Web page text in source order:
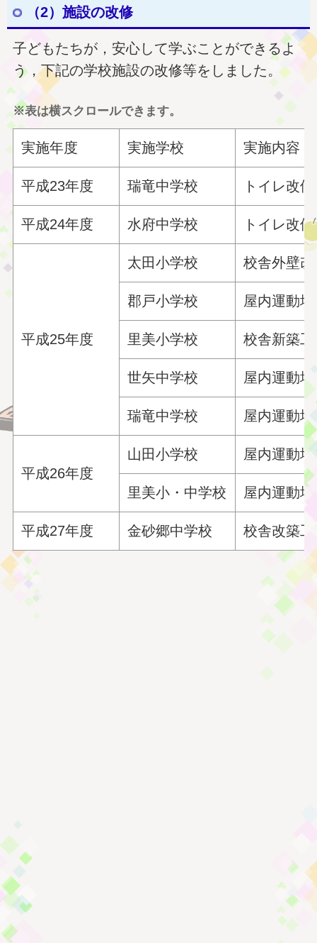
（2）施設の改修
子どもたちが，安心して学ぶことができるよ
う，下記の学校施設の改修等をしました。
※表は横スクロールできます。
実施年度 実施学校 実施内容
平成23年度 瑞竜中学校 トイレ改
平成24年度 水府中学校 トイレ改
平成25年度
太田小学校 校舎外壁
郡戸小学校 屋内運動
里美小学校 校舎新築
世矢中学校 屋内運動
瑞竜中学校 屋内運動
平成26年度
山田小学校 屋内運動
里美小・中学校 屋内運動
平成27年度 金砂郷中学校 校舎改築